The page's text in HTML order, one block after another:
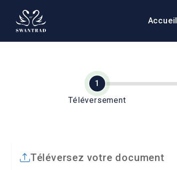
Accueil
Téléversement
Téléversez votre document